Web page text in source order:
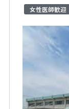
女性医師歓迎